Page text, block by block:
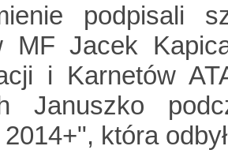
podpisali
MF Jacek
i Karnetów
Januszko
która